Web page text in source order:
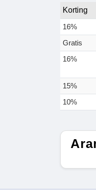
Korting
16%
Gratis
16%
15%
10%